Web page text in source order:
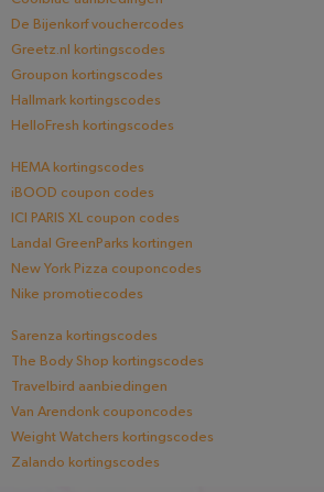
De Bijenkorf vouchercodes
Greetz.nl kortingscodes
Groupon kortingscodes
Hallmark kortingscodes
HelloFresh kortingscodes
HEMA kortingscodes
iBOOD coupon codes
ICI PARIS XL coupon codes
Landal GreenParks kortingen
New York Pizza couponcodes
Nike promotiecodes
Sarenza kortingscodes
The Body Shop kortingscodes
Travelbird aanbiedingen
Van Arendonk couponcodes
Weight Watchers kortingscodes
Zalando kortingscodes